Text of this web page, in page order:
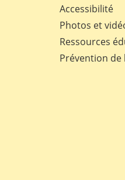
Accessibilité
Photos et
Ressources
Prévention de